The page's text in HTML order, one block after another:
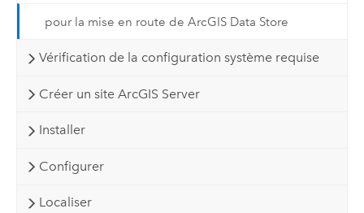
pour la mise en route de ArcGIS Data Store
Vérification de la configuration système requise
Créer un site ArcGIS Server
Installer
Configurer
Localiser